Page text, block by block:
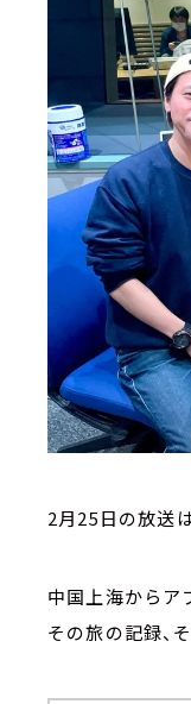
2月25日の放送
中国上海からア
その旅の記録、